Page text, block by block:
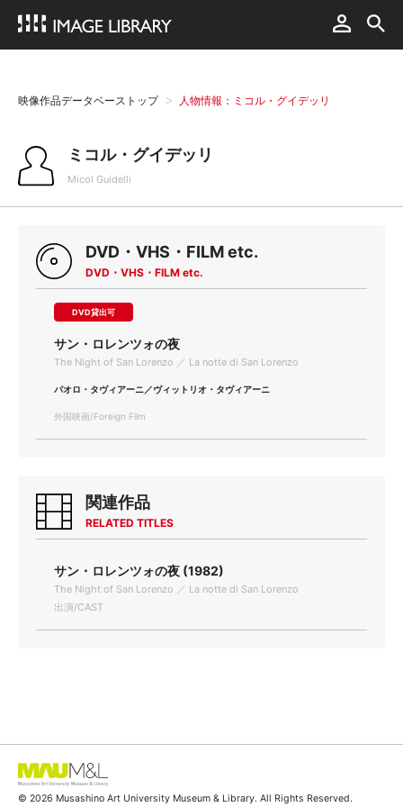
映像作品データベーストップ 人物情報：ミコル・グイデッリ
ミコル・グイデッリ
Micol Guidelli
DVD・VHS・FILM etc.
DVD・VHS・FILM etc.
DVD貸出可
サン・ロレンツォの夜
The Night of San Lorenzo ／ La notte di San Lorenzo
パオロ・タヴィアーニ／ヴィットリオ・タヴィアーニ
外国映画/Foreign Film
関連作品
RELATED TITLES
サン・ロレンツォの夜 (1982)
The Night of San Lorenzo ／ La notte di San Lorenzo
出演/CAST
© 2026 Musashino Art University Museum & Library. All Rights Reserved.